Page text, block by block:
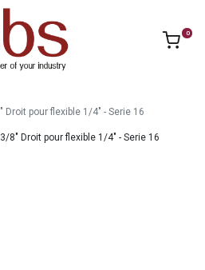
0
Droit pour flexible 1/4" - Serie 16